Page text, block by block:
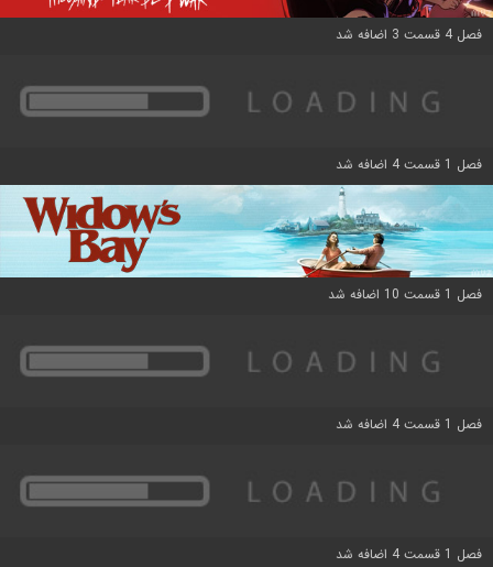
فصل 4 قسمت 3 اضافه شد
فصل 1 قسمت 4 اضافه شد
فصل 1 قسمت 10 اضافه شد
فصل 1 قسمت 4 اضافه شد
فصل 1 قسمت 4 اضافه شد